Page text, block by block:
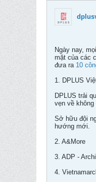
Ngày nay,
mặt của các
đưa ra 10
1. DPLUS
DPLUS trải
vẹn về không
Sở hữu đội
hướng mới.
2. A&More
3. ADP -
4.